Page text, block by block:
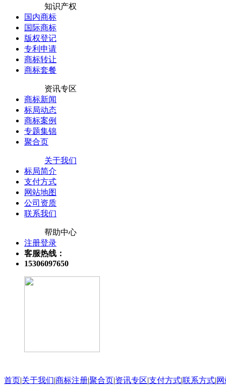
知识产权
国内商标
国际商标
版权登记
专利申请
商标转让
商标套餐
资讯专区
商标新闻
标局动态
商标案例
专题集锦
聚合页
关于我们
标局简介
支付方式
网站地图
公司资质
联系我们
帮助中心
注册登录
客服热线：
15306097650
首页|关于我们|商标注册|聚合页|资讯专区|支付方式|联系方式|